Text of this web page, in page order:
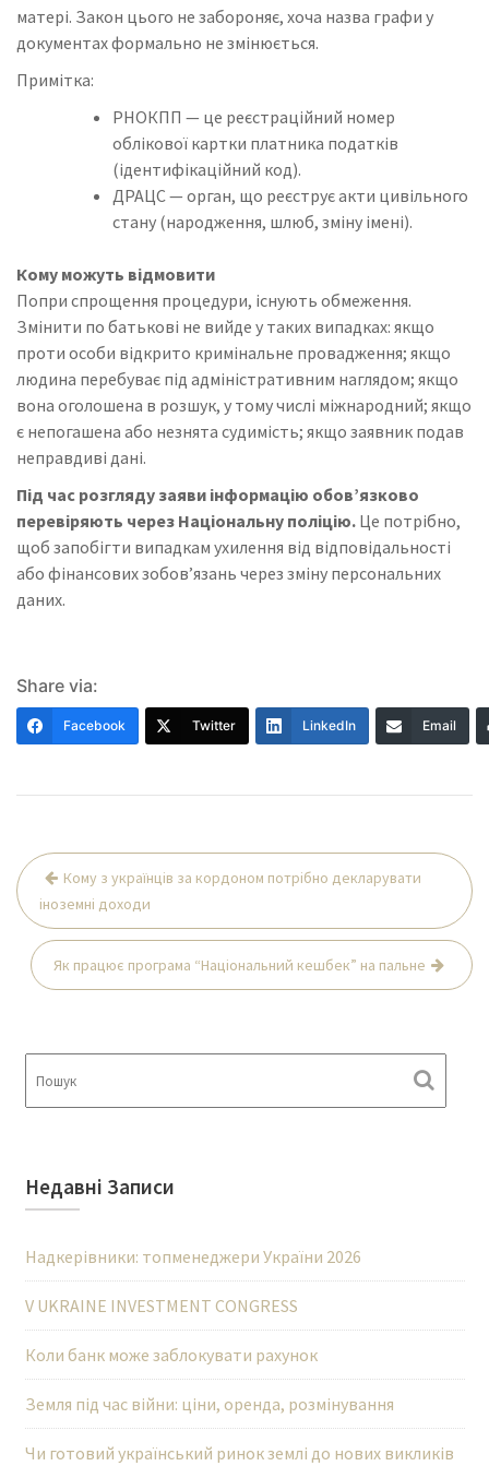
матері. Закон цього не забороняє, хоча назва графи у
документах формально не змінюється.
Примітка:
РНОКПП — це реєстраційний номер
облікової картки платника податків
(ідентифікаційний код).
ДРАЦС — орган, що реєструє акти цивільного
стану (народження, шлюб, зміну імені).
Кому можуть відмовити
Попри спрощення процедури, існують обмеження.
Змінити по батькові не вийде у таких випадках: якщо
проти особи відкрито кримінальне провадження; якщо
людина перебуває під адміністративним наглядом; якщо
вона оголошена в розшук, у тому числі міжнародний; якщо
є непогашена або незнята судимість; якщо заявник подав
неправдиві дані.
Під час розгляду заяви інформацію обов’язково
перевіряють через Національну поліцію. Це потрібно,
щоб запобігти випадкам ухилення від відповідальності
або фінансових зобов’язань через зміну персональних
даних.
Share via:
Facebook Twitter LinkedIn Email
Навігація
записів
Кому з українців за кордоном потрібно декларувати
іноземні доходи
Як працює програма “Національний кешбек” на пальне
Недавні Записи
Надкерівники: топменеджери України 2026
V UKRAINE INVESTMENT CONGRESS
Коли банк може заблокувати рахунок
Земля під час війни: ціни, оренда, розмінування
Чи готовий український ринок землі до нових викликів